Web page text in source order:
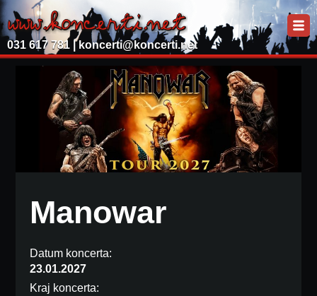
031 617 781 | koncerti@koncerti.net
Manowar
Datum koncerta:
23.01.2027
Kraj koncerta: